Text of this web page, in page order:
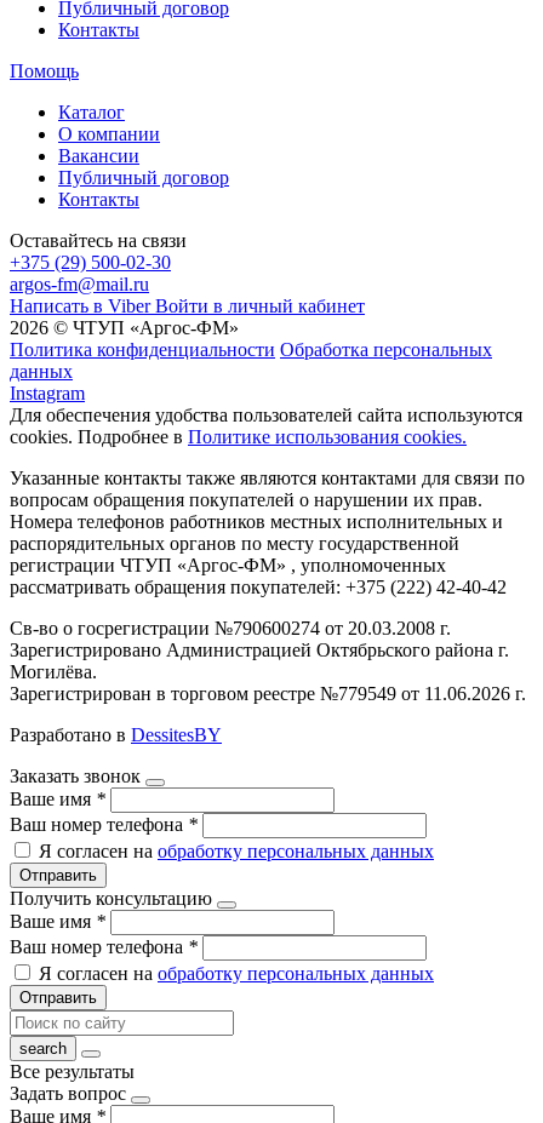
Публичный договор
Контакты
Помощь
Каталог
О компании
Вакансии
Публичный договор
Контакты
Оставайтесь на связи
+375 (29) 500-02-30
argos-fm@mail.ru
Написать в Viber Войти в личный кабинет
2026 © ЧТУП «Аргос-ФМ»
Политика конфиденциальности Обработка персональных
данных
Instagram
Для обеспечения удобства пользователей сайта используются
cookies. Подробнее в Политике использования cookies.
Указанные контакты также являются контактами для связи по
вопросам обращения покупателей о нарушении их прав.
Номера телефонов работников местных исполнительных и
распорядительных органов по месту государственной
регистрации ЧТУП «Аргос-ФМ» , уполномоченных
рассматривать обращения покупателей: +375 (222) 42-40-42
Св-во о госрегистрации №790600274 от 20.03.2008 г.
Зарегистрировано Администрацией Октябрьского района г.
Могилёва.
Зарегистрирован в торговом реестре №779549 от 11.06.2026 г.
Разработано в DessitesBY
Заказать звонок
Ваше имя *
Ваш номер телефона *
Я согласен на обработку персональных данных
Отправить
Получить консультацию
Ваше имя *
Ваш номер телефона *
Я согласен на обработку персональных данных
Отправить
Все результаты
Задать вопрос
Ваше имя *